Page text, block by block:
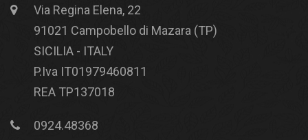
Via Regina Elena, 22
91021 Campobello di Mazara (TP)
SICILIA - ITALY
P.Iva IT01979460811
REA TP137018
0924.48368